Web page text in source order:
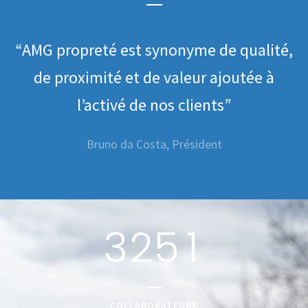
“AMG propreté est synonyme de qualité,
de proximité et de valeur ajoutée à
l’activé de nos clients”
Bruno da Costa, Président
0
1
2
3
0
1
2
0
1
2
3
4
5
0
1
COLLABORATEURS
1
2
3
0
1
2
4
5
6